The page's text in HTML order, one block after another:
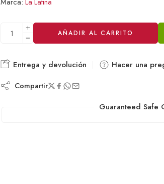
AÑADIR AL CARRITO
Alternative:
Entrega y devolución Hacer una
Compartir
Guaranteed Safe